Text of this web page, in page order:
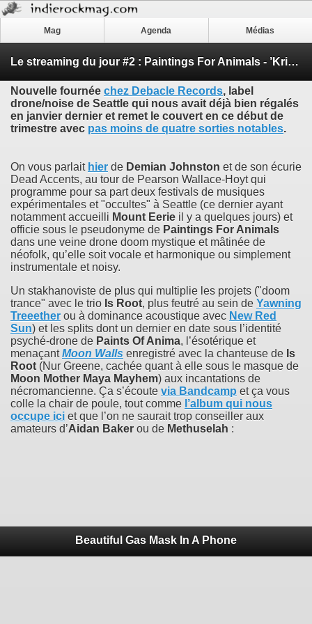
Mag Agenda Médias
Le streaming du jour #2 : Paintings For Animals - ’Kristeater’
Nouvelle fournée chez Debacle Records, label
drone/noise de Seattle qui nous avait déjà bien régalés
en janvier dernier et remet le couvert en ce début de
trimestre avec pas moins de quatre sorties notables.
On vous parlait hier de Demian Johnston et de son écurie
Dead Accents, au tour de Pearson Wallace-Hoyt qui
programme pour sa part deux festivals de musiques
expérimentales et "occultes" à Seattle (ce dernier ayant
notamment accueilli Mount Eerie il y a quelques jours) et
officie sous le pseudonyme de Paintings For Animals
dans une veine drone doom mystique et mâtinée de
néofolk, qu’elle soit vocale et harmonique ou simplement
instrumentale et noisy.
Un stakhanoviste de plus qui multiplie les projets ("doom
trance" avec le trio Is Root, plus feutré au sein de Yawning
Treeether ou à dominance acoustique avec New Red
Sun) et les splits dont un dernier en date sous l’identité
psyché-drone de Paints Of Anima, l’ésotérique et
menaçantMoon Walls enregistré avec la chanteuse de Is
Root (Nur Greene, cachée quant à elle sous le masque de
Moon Mother Maya Mayhem) aux incantations de
nécromancienne. Ça s’écoute via Bandcamp et ça vous
colle la chair de poule, tout comme l’album qui nous
occupe ici et que l’on ne saurait trop conseiller aux
amateurs d’Aidan Baker ou de Methuselah :
Beautiful Gas Mask In A Phone